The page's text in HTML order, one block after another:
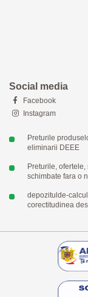
Social media
Facebook
Instagram
Preturile
eliminarii DEEE
Preturile,
schimbate fara o
depozitulde-
corectitudinea